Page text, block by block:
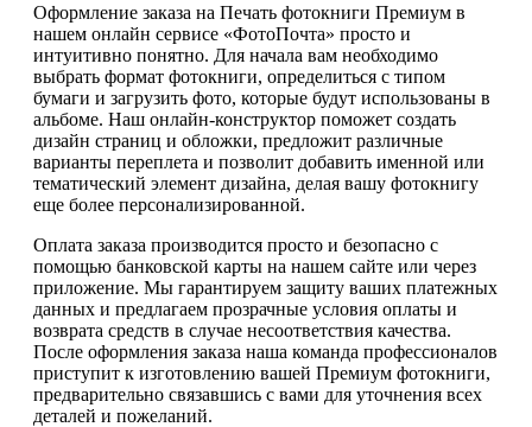
Оформление заказа на Печать фотокниги Премиум в
нашем онлайн сервисе «ФотоПочта» просто и
интуитивно понятно. Для начала вам необходимо
выбрать формат фотокниги, определиться с типом
бумаги и загрузить фото, которые будут использованы в
альбоме. Наш онлайн-конструктор поможет создать
дизайн страниц и обложки, предложит различные
варианты переплета и позволит добавить именной или
тематический элемент дизайна, делая вашу фотокнигу
еще более персонализированной.
Оплата заказа производится просто и безопасно с
помощью банковской карты на нашем сайте или через
приложение. Мы гарантируем защиту ваших платежных
данных и предлагаем прозрачные условия оплаты и
возврата средств в случае несоответствия качества.
После оформления заказа наша команда профессионалов
приступит к изготовлению вашей Премиум фотокниги,
предварительно связавшись с вами для уточнения всех
деталей и пожеланий.